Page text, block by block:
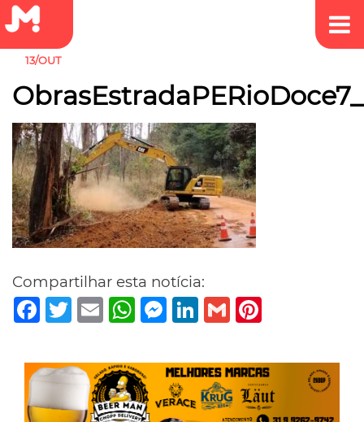
13/OUT
Compartilhar esta notícia:
Facebook
TwitterEmail WhatsAppMessenger
LinkedIn
Gmail